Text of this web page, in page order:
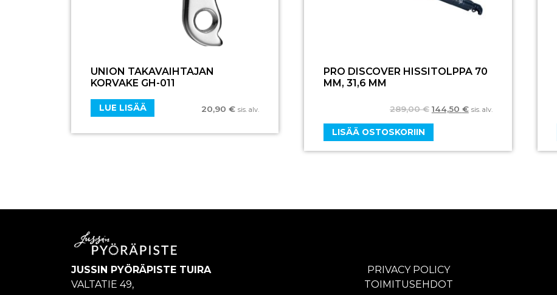
UNION TAKAVAIHTAJAN
KORVAKE GH-011
20,90€ sis. alv.
LUE LISÄÄ
PRO DISCOVER HISSITOLPPA 70
MM, 31,6 MM
289,00€ 144,50 € sis. alv.
LISÄÄ OSTOSKORIIN
JUSSIN PYÖRÄPISTE TUIRA
VALTATIE 49,
PRIVACY POLICY
TOIMITUSEHDOT